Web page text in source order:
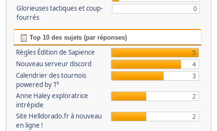
Glorieuses tactiques et coup-
fourrés
0
Top 10 des sujets (par réponses)
Règles Édition de Sapience
5
Nouveau serveur discord
4
Calendrier des tournois
powered by T³
3
Anne Haley exploratrice
intrépide
2
Site Helldorado.fr à nouveau
en ligne !
2